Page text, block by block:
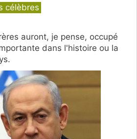
célèbres
auront, je pense, occupé
dans l'histoire ou la